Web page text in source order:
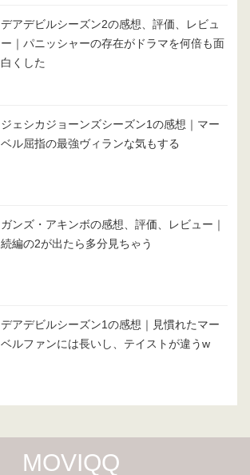
デアデビルシーズン2の感想、評価、レビュ
ー｜パニッシャーの存在がドラマを何倍も面
白くした
ジェシカジョーンズシーズン1の感想｜マー
ベル屈指の最強ヴィランな気もする
ガンズ・アキンボの感想、評価、レビュー｜
続編の2が出たら多分見ちゃう
デアデビルシーズン1の感想｜見慣れたマー
ベルファンには長いし、テイストが違うw
MOVIQQ